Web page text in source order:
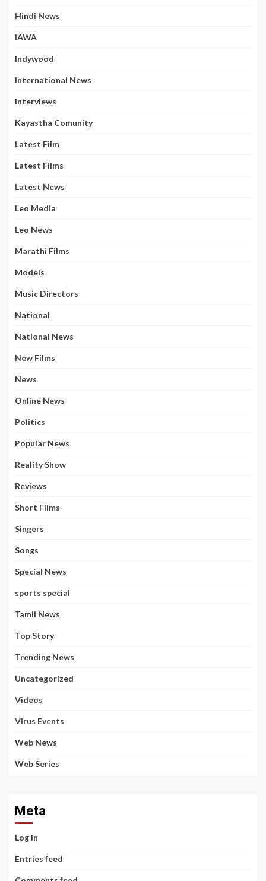
Hindi News
IAWA
Indywood
International News
Interviews
Kayastha Comunity
Latest Film
Latest Films
Latest News
Leo Media
Leo News
Marathi Films
Models
Music Directors
National
National News
New Films
News
Online News
Politics
Popular News
Reality Show
Reviews
Short Films
Singers
Songs
Special News
sports special
Tamil News
Top Story
Trending News
Uncategorized
Videos
Virus Events
Web News
Web Series
Meta
Log in
Entries feed